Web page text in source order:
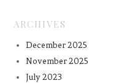
ARCHIVES
December 2025
November 2025
July 2023